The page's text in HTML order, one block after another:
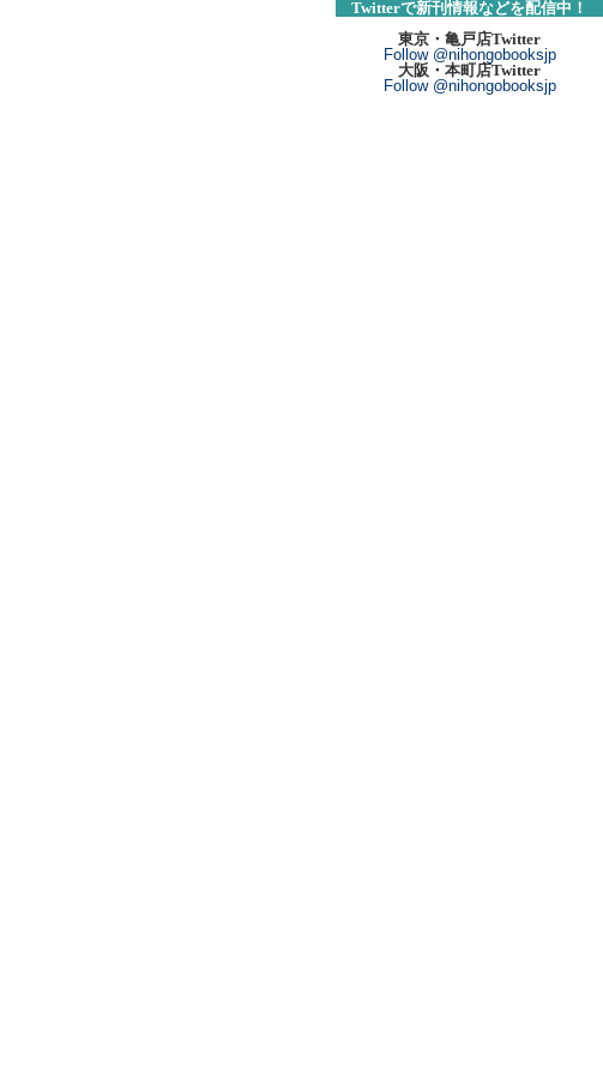
Twitterで新刊情報などを配信中！
東京・亀戸店Twitter
Follow @nihongobooksjp
大阪・本町店Twitter
Follow @nihongobooksjp